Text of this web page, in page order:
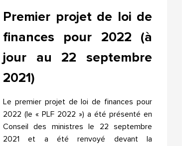
Premier projet de loi de
finances pour 2022 (à
jour au 22 septembre
2021)
Le premier projet de loi de finances pour
2022 (le « PLF 2022 ») a été présenté en
Conseil des ministres le 22 septembre
2021 et a été renvoyé devant la